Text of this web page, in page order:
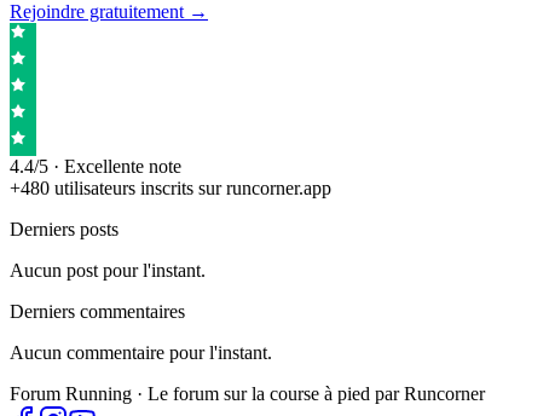
Rejoindre gratuitement →
4.4/5 · Excellente note
+480 utilisateurs inscrits sur runcorner.app
Derniers posts
Aucun post pour l'instant.
Derniers commentaires
Aucun commentaire pour l'instant.
Forum Running · Le forum sur la course à pied par Runcorner